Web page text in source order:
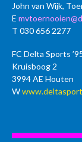
John van Wijk,
E
T 030 656 2277
FC Delta Sports
Kruisboog 2
3994 AE Houten
W